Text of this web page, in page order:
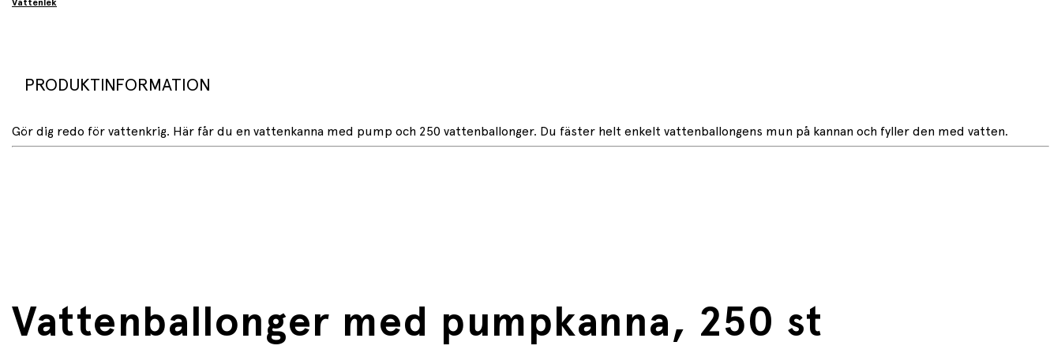
Vattenlek
PRODUKTINFORMATION
Gör dig redo för vattenkrig. Här får du en vattenkanna med pump och 250 vattenballonger. Du fäster helt enkelt vattenballongens mun på kannan och fyller den med vatten.
Vattenballonger med pumpkanna, 250 st